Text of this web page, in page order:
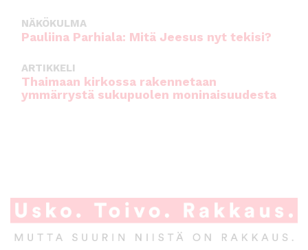
NÄKÖKULMA
Pauliina Parhiala: Mitä Jeesus nyt tekisi?
ARTIKKELI
Thaimaan kirkossa rakennetaan
ymmärrystä sukupuolen moninaisuudesta